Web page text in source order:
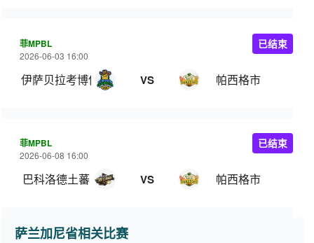
菲MPBL
2026-06-03 16:00
伊萨贝拉考博伊斯 VS 帕西格市
已结束
菲MPBL
2026-06-08 16:00
巴科洛德土蕃 VS 帕西格市
已结束
萨兰加尼省相关比赛